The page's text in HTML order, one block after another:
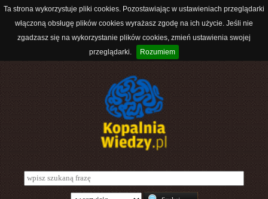
Ta strona wykorzystuje pliki cookies. Pozostawiając w ustawieniach przeglądarki
włączoną obsługę plików cookies wyrażasz zgodę na ich użycie. Jeśli nie
zgadzasz się na wykorzystanie plików cookies, zmień ustawienia swojej
przeglądarki.
Rozumiem